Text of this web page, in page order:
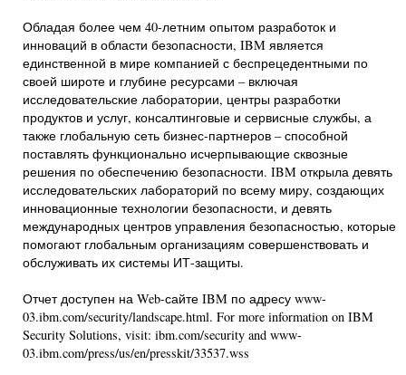
Обладая более чем 40-летним опытом разработок и
инноваций в области безопасности, IBM является
единственной в мире компанией с беспрецедентными по
своей широте и глубине ресурсами – включая
исследовательские лаборатории, центры разработки
продуктов и услуг, консалтинговые и сервисные службы, а
также глобальную сеть бизнес-партнеров – способной
поставлять функционально исчерпывающие сквозные
решения по обеспечению безопасности. IBM открыла девять
исследовательских лабораторий по всему миру, создающих
инновационные технологии безопасности, и девять
международных центров управления безопасностью, которые
помогают глобальным организациям совершенствовать и
обслуживать их системы ИТ-защиты.
Отчет доступен на Web-сайте IBM по адресу www-
03.ibm.com/security/landscape.html. For more information on IBM
Security Solutions, visit: ibm.com/security and www-
03.ibm.com/press/us/en/presskit/33537.wss